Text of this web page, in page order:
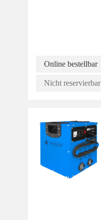
Online bestellbar
Nicht reservierbar